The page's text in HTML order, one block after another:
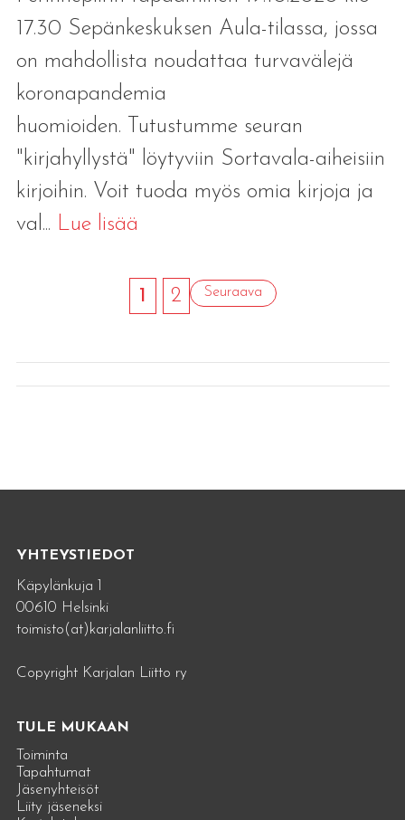
17.30 Sepänkeskuksen Aula-tilassa, jossa
on mahdollista noudattaa turvavälejä
koronapandemia
huomioiden. Tutustumme seuran
"kirjahyllystä" löytyviin Sortavala-aiheisiin
kirjoihin. Voit tuoda myös omia kirjoja ja
val... Lue lisää
1 2 Seuraava
YHTEYSTIEDOT
Käpylänkuja 1
00610 Helsinki
toimisto(at)karjalanliitto.fi
Copyright Karjalan Liitto ry
TULE MUKAAN
Toiminta
Tapahtumat
Jäsenyhteisöt
Liity jäseneksi